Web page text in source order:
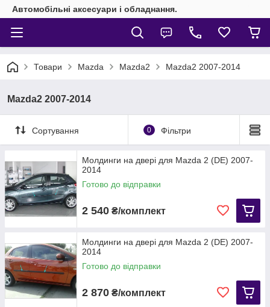
Автомобільні аксесуари і обладнання.
Товари Mazda Mazda2 Mazda2 2007-2014
Mazda2 2007-2014
Сортування 0 Фільтри
Молдинги на двері для Mazda 2 (DE) 2007-
2014
Готово до відправки
2 540 ₴/комплект
Молдинги на двері для Mazda 2 (DE) 2007-
2014
Готово до відправки
2 870 ₴/комплект